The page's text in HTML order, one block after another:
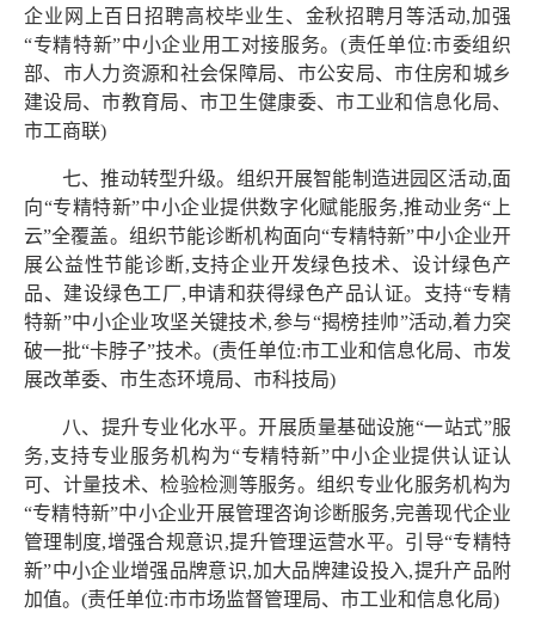
企业网上百日招聘高校毕业生、金秋招聘月等活动,加强
“专精特新”中小企业用工对接服务。(责任单位:市委组织
部、市人力资源和社会保障局、市公安局、市住房和城乡
建设局、市教育局、市卫生健康委、市工业和信息化局、
市工商联)
七、推动转型升级。组织开展智能制造进园区活动,面
向“专精特新”中小企业提供数字化赋能服务,推动业务“上
云”全覆盖。组织节能诊断机构面向“专精特新”中小企业开
展公益性节能诊断,支持企业开发绿色技术、设计绿色产
品、建设绿色工厂,申请和获得绿色产品认证。支持“专精
特新”中小企业攻坚关键技术,参与“揭榜挂帅”活动,着力突
破一批“卡脖子”技术。(责任单位:市工业和信息化局、市发
展改革委、市生态环境局、市科技局)
八、提升专业化水平。开展质量基础设施“一站式”服
务,支持专业服务机构为“专精特新”中小企业提供认证认
可、计量技术、检验检测等服务。组织专业化服务机构为
“专精特新”中小企业开展管理咨询诊断服务,完善现代企业
管理制度,增强合规意识,提升管理运营水平。引导“专精特
新”中小企业增强品牌意识,加大品牌建设投入,提升产品附
加值。(责任单位:市市场监督管理局、市工业和信息化局)